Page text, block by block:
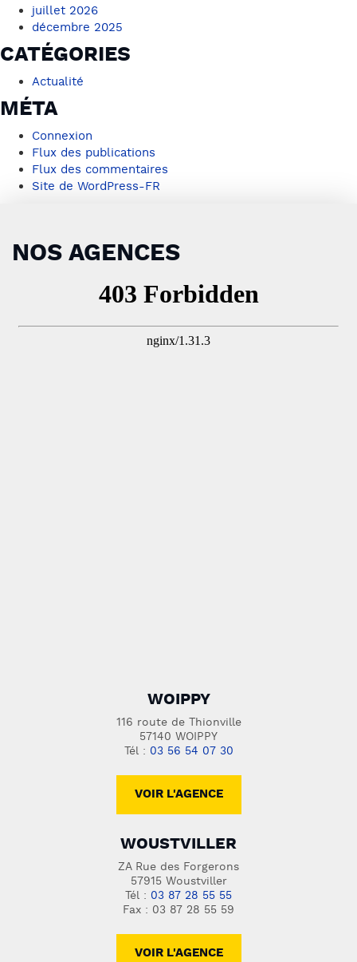
juillet 2026
décembre 2025
CATÉGORIES
Actualité
MÉTA
Connexion
Flux des publications
Flux des commentaires
Site de WordPress-FR
NOS AGENCES
WOIPPY
116 route de Thionville
57140 WOIPPY
Tél : 03 56 54 07 30
VOIR L'AGENCE
WOUSTVILLER
ZA Rue des Forgerons
57915 Woustviller
Tél : 03 87 28 55 55
Fax : 03 87 28 55 59
VOIR L'AGENCE